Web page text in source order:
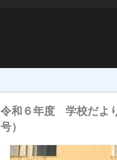
令和６年度 学校だよ
号）